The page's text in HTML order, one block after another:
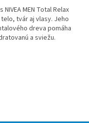
MEN Total Relax
tvár aj vlasy. Jeho
dreva pomáha
a sviežu.